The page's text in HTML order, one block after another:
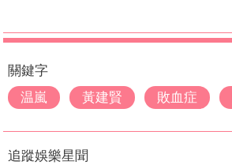
關鍵字
温嵐
黃建賢 敗血症
追蹤娛樂星聞